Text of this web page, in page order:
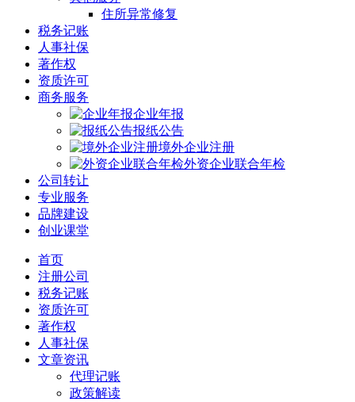
住所异常修复
税务记账
人事社保
著作权
资质许可
商务服务
企业年报
报纸公告
境外企业注册
外资企业联合年检
公司转让
专业服务
品牌建设
创业课堂
首页
注册公司
税务记账
资质许可
著作权
人事社保
文章资讯
代理记账
政策解读